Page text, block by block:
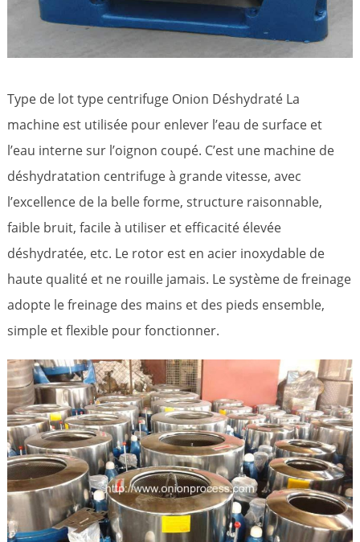
Type de lot type centrifuge Onion Déshydraté La
machine est utilisée pour enlever l’eau de surface et
l’eau interne sur l’oignon coupé. C’est une machine de
déshydratation centrifuge à grande vitesse, avec
l’excellence de la belle forme, structure raisonnable,
faible bruit, facile à utiliser et efficacité élevée
déshydratée, etc. Le rotor est en acier inoxydable de
haute qualité et ne rouille jamais. Le système de freinage
adopte le freinage des mains et des pieds ensemble,
simple et flexible pour fonctionner.